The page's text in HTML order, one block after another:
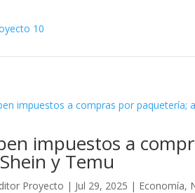
impuestos a
y Temu
Proyecto | Jul 29, 2025 | Economía,